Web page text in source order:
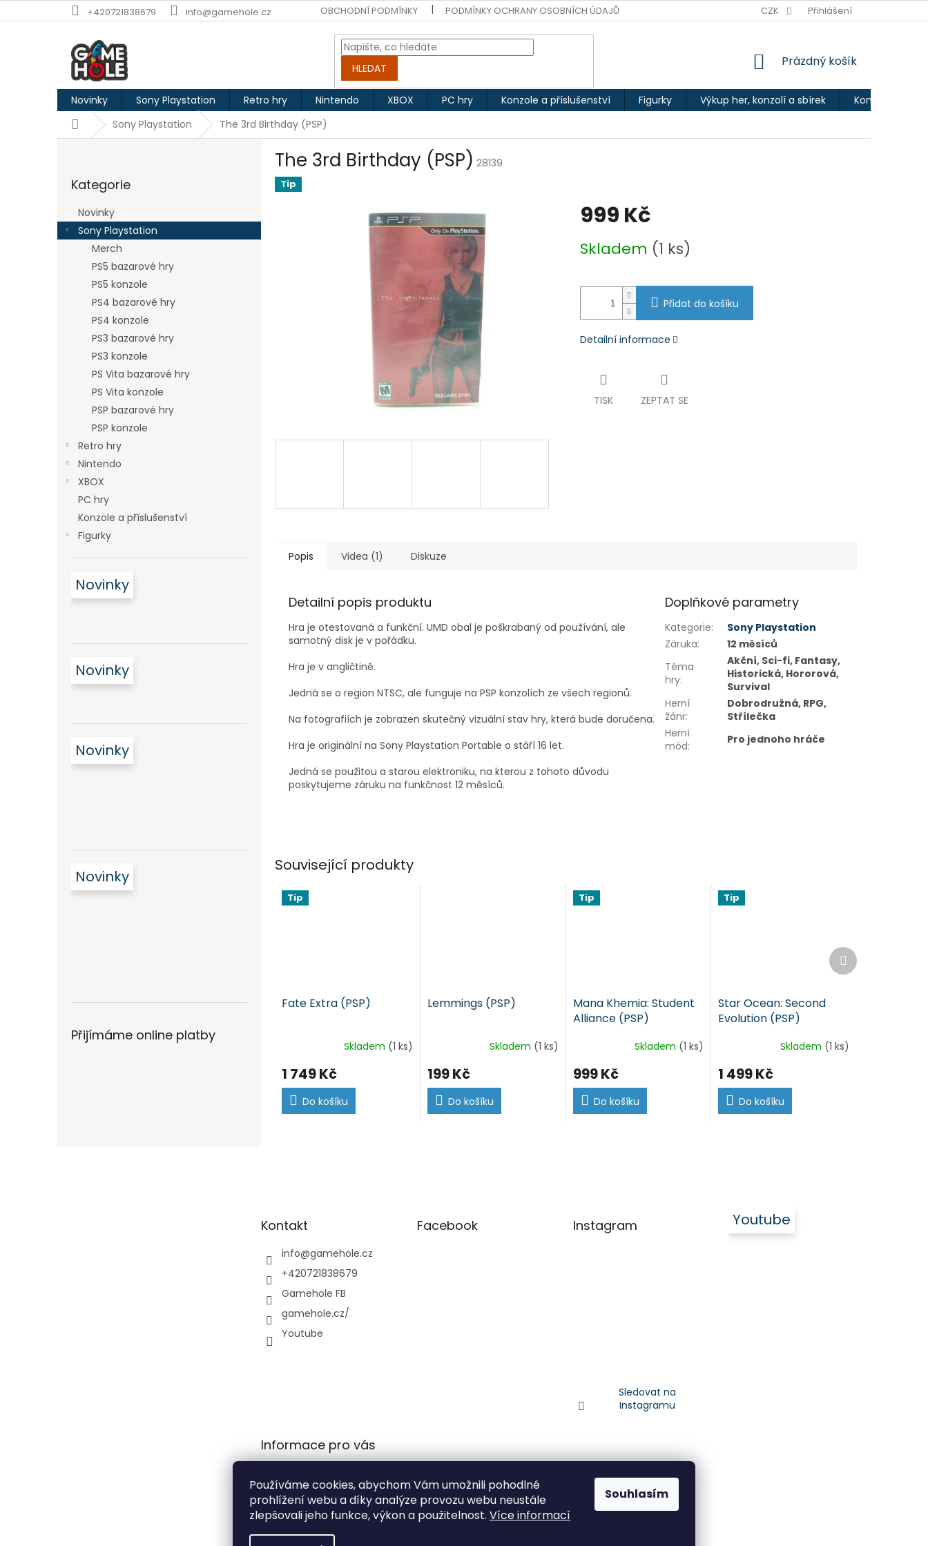
Používáme cookies, abychom Vám umožnili pohodlné
prohlížení webu a díky analýze provozu webu neustále
zlepšovali jeho funkce, výkon a použitelnost. Více informací
Souhlasím
na
+420721838679 info@gamehole.cz OBCHODNÍ PODMÍNKY PODMÍNKY OCHRANY OSOBNÍCH ÚDAJŮ CZK Přihlášení
HLEDAT
NÁKUPNÍ
Prázdný košík
Novinky Sony Playstation Retro hry Nintendo XBOX PC hry Konzole a příslušenství Figurky Výkup her, konzolí a sbírek Kontakty
DomůSony Playstation The 3rd Birthday (PSP)
a
n
kategorie
Kategorie
Novinky
Sony Playstation
Merch
PS5 bazarové hry
PS5 konzole
PS4 bazarové hry
PS4 konzole
PS3 bazarové hry
PS3 konzole
PS Vita bazarové hry
PS Vita konzole
PSP bazarové hry
PSP konzole
Retro hry
Nintendo
XBOX
PC hry
Konzole a příslušenství
Figurky
Novinky
Novinky
Novinky
Novinky
Přijímáme online platby
The 3rd Birthday (PSP) 28139
Tip
999 Kč
cena:
Skladem (1 ks)
Přidat do košíku
Detailní informace
TISK ZEPTAT SE
Popis Videa (1) Diskuze
Detailní popis produktu
Hra je otestovaná a funkční. UMD obal je poškrabaný od používání, ale
samotný disk je v pořádku.
Hra je v angličtině.
Jedná se o region NTSC, ale funguje na PSP konzolích ze všech regionů.
Na fotografiích je zobrazen skutečný vizuální stav hry, která bude doručena.
Hra je originální na Sony Playstation Portable o stáří 16 let.
Jedná se použitou a starou elektroniku, na kterou z tohoto důvodu
poskytujeme záruku na funkčnost 12 měsíců.
Doplňkové parametry
Kategorie:
Sony Playstation
Záruka:
12 měsíců
Téma
hry:
Akční, Sci-fi, Fantasy,
Historická, Hororová,
Survival
Herní
žánr:
Dobrodružná, RPG,
Střílečka
Herní
mód: Pro jednoho hráče
Související produkty
Tip
Fate Extra (PSP)
Skladem (1 ks)
1 749 Kč
Do košíku
Lemmings (PSP)
Skladem (1 ks)
199 Kč
Do košíku
Tip
Mana Khemia: Student
Alliance (PSP)
Skladem (1 ks)
999 Kč
Do košíku
Tip
Star Ocean: Second
Evolution (PSP)
Skladem (1 ks)
1 499 Kč
Do košíku
Další
produkt
Kontakt
info@gamehole.cz
+420721838679
Gamehole FB
gamehole.cz/
Youtube
Facebook Instagram
Sledovat na
Instagramu
Youtube
Informace pro vás
Podmínky ochrany
osobních údajů